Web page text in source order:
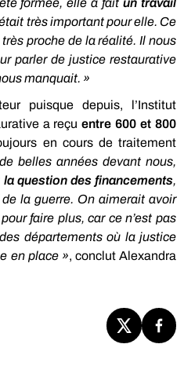
formée, elle a faitun travail
très important pour elle. Ce
proche de la réalité. Il nous
parler de justice restaurative
manquait. »
puisque depuis, l’Institut
a reçuentre 600 et 800
en cours de traitement
belles années devant nous,
la question des financements,
la guerre. On aimerait avoir
faire plus, car ce n’est pas
départements où la justice
en place », conclut Alexandra